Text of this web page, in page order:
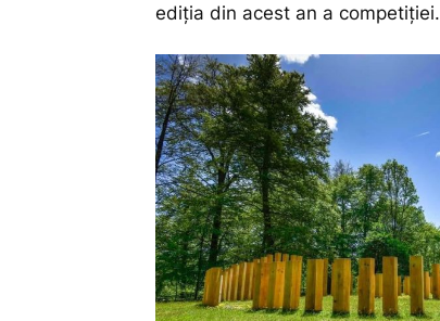
ediția din acest an a competiției.